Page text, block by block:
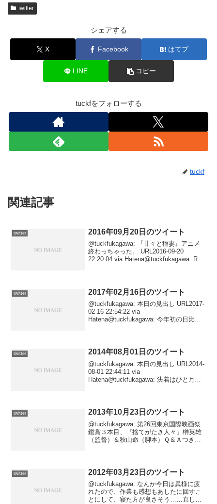
twitter
シェアする
X Facebook はてブ
LINE コピー
tuckfをフォローする
tuckf
関連記事
twitter 2016年09月20日のツイート
@tuckfukagawa: 『甘々と稲妻』アニメ
終わっちゃった。 URL2016-09-20
22:20:04 via Hatena@tuckfukagawa: RT
twitter 2017年02月16日のツイート
@tuckfukagawa: 本日の見出し URL2017-
02-16 22:54:22 via
Hatena@tuckfukagawa: 今年初の日比
twitter 2014年08月01日のツイート
@tuckfukagawa: 本日の見出し URL2014-
08-01 22:44:11 via
Hatena@tuckfukagawa: 決着はひと月半
twitter 2013年10月23日のツイート
@tuckfukagawa: 第26回東京国際映画祭
鑑賞３本目、『捨てがたき人々』榊英雄
（監督）＆秋山命（脚本）Ｑ＆Ａつき上
twitter 2012年03月23日のツイート
@tuckfukagawa: なんか今日は異様に疲
れたので、作業も感想もあしたに回すこ
とにして、寝た方が良さそう……直して